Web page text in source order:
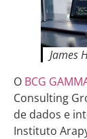
James
O BCG
Consulting
de dados e
Instituto